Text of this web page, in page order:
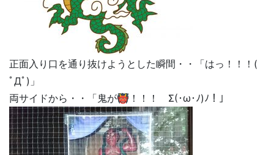
正面入り口を通り抜けようとした瞬間・・「はっ！！！(
ﾟДﾟ)」
両サイドから・・「鬼が👹！！！ Σ(･ω･ﾉ)ﾉ！」